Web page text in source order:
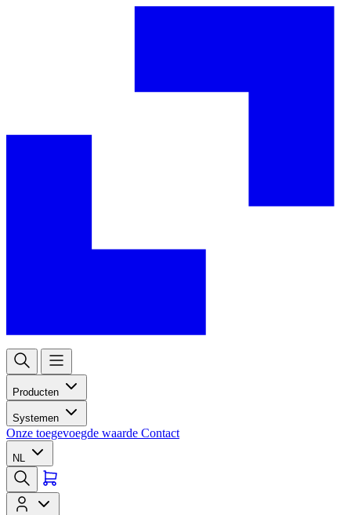
Producten
Systemen
Onze toegevoegde waarde Contact
NL